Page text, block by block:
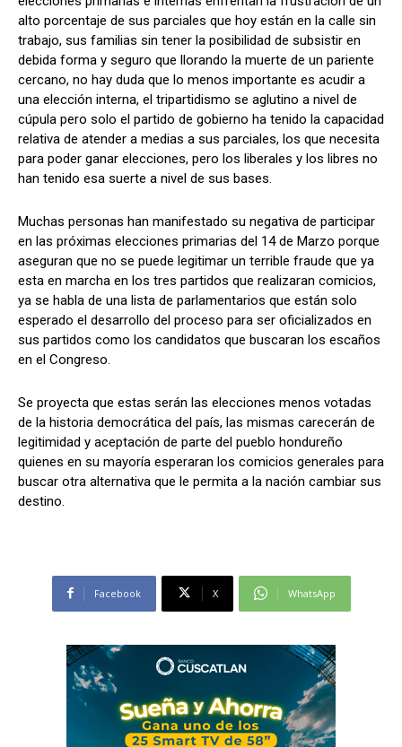
Comparta
Facebook X WhatsApp
Síganos
Comparta
Facebook X WhatsApp
Síganos
alto porcentaje de sus parciales que hoy están en la calle sin
trabajo, sus familias sin tener la posibilidad de subsistir en
debida forma y seguro que llorando la muerte de un pariente
cercano, no hay duda que lo menos importante es acudir a
una elección interna, el tripartidismo se aglutino a nivel de
cúpula pero solo el partido de gobierno ha tenido la capacidad
relativa de atender a medias a sus parciales, los que necesita
para poder ganar elecciones, pero los liberales y los libres no
han tenido esa suerte a nivel de sus bases.
Muchas personas han manifestado su negativa de participar
en las próximas elecciones primarias del 14 de Marzo porque
aseguran que no se puede legitimar un terrible fraude que ya
esta en marcha en los tres partidos que realizaran comicios,
ya se habla de una lista de parlamentarios que están solo
esperado el desarrollo del proceso para ser oficializados en
sus partidos como los candidatos que buscaran los escaños
en el Congreso.
Se proyecta que estas serán las elecciones menos votadas
de la historia democrática del país, las mismas carecerán de
legitimidad y aceptación de parte del pueblo hondureño
quienes en su mayoría esperaran los comicios generales para
buscar otra alternativa que le permita a la nación cambiar sus
destino.
Facebook X WhatsApp